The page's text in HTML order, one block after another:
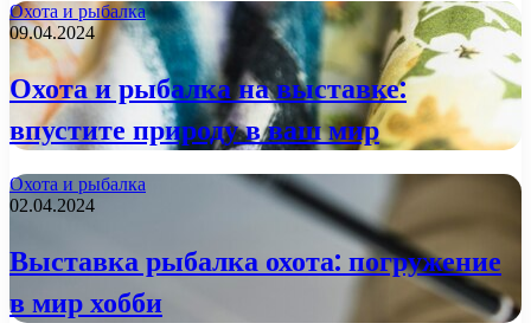
Охота и рыбалка
09.04.2024
Охота и рыбалка на выставке:
впустите природу в ваш мир
Охота и рыбалка
02.04.2024
Выставка рыбалка охота: погружение
в мир хобби